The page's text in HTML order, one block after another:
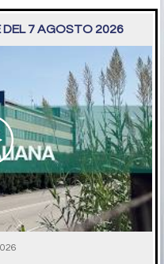
DEL 7 AGOSTO 2026